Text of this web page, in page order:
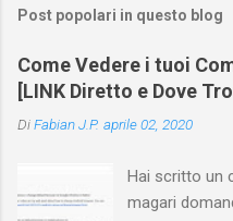
Post popolari in questo blog
Come Vedere i tuoi
[LINK Diretto e Dove
DiFabian J.P. aprile 02, 2020
Hai scritto un
magari